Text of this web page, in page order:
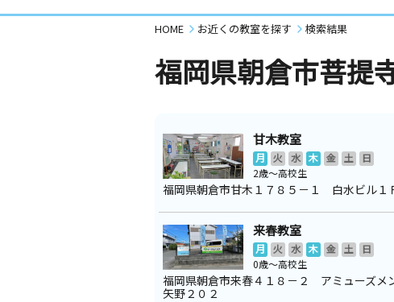
HOME お近くの教室を探す 検索結果
福岡県朝倉市菩提
甘木教室
月 火 水 木 金 土
日
2歳～高校生
福岡県朝倉市甘木１７８５－１ 白水ビル１
来春教室
月 火 水 木 金 土
日
0歳～高校生
福岡県朝倉市来春４１８－２ アミューズメ
矢野２０２